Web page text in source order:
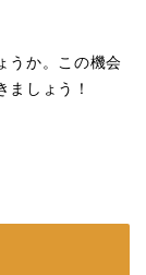
うか。この機会
ましょう！